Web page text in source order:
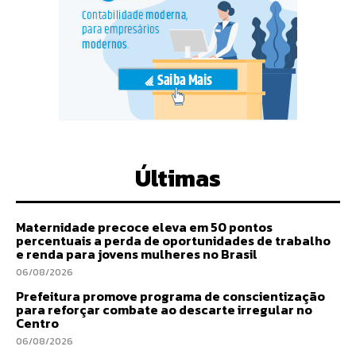
Últimas
Maternidade precoce eleva em 50 pontos
percentuais a perda de oportunidades de trabalho
e renda para jovens mulheres no Brasil
06/08/2026
Prefeitura promove programa de conscientização
para reforçar combate ao descarte irregular no
Centro
06/08/2026